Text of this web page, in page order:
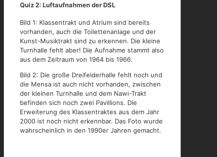
Quiz 2: Luftaufnahmen der DSL
Bild 1: Klassentrakt und Atrium sind bereits
vorhanden, auch die Toilettenanlage und der
Kunst-Musiktrakt sind zu erkennen. Die kleine
Turnhalle fehlt aber! Die Aufnahme stammt also
aus dem Zeitraum von 1964 bis 1966.
Bild 2: Die große Dreifelderhalle fehlt noch und
die Mensa ist auch nicht vorhanden, zwischen
der kleinen Turnhalle und dem Nawi-Trakt
befinden sich noch zwei Pavillions. Die
Erweiterung des Klassentraktes aus dem Jahr
2000 ist noch nicht erkennbar. Das Foto wurde
wahrscheinlich in den 1990er Jahren gemacht.